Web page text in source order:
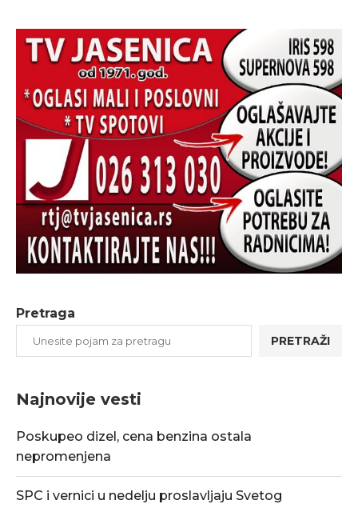
Pretraga
PRETRAŽI
Najnovije vesti
Poskupeo dizel, cena benzina ostala
nepromenjena
SPC i vernici u nedelju proslavljaju Svetog